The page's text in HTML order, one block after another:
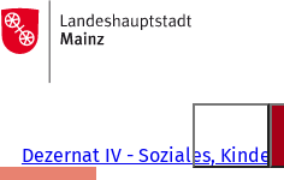
Inhalt anspringen
Zur
Startseite
Dezernat IV - Soziales,